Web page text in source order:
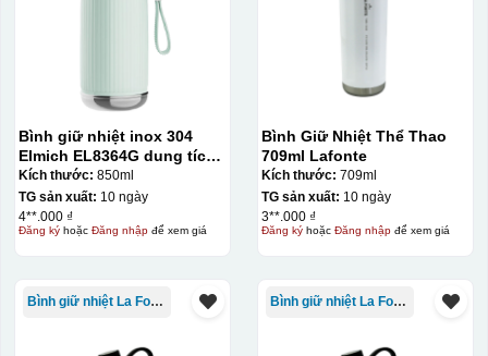
In logo 1 mặt
Kiểu hộp:
Bình giữ nhiệt inox 304
Elmich EL8364G dung tích
850ml
Kích thước: 850ml
TG sản xuất: 10 ngày
4**.000 ₫
Đăng kýhoặc Đăng nhậpđể xem giá
Bình Giữ Nhiệt Thể Thao
709ml Lafonte
Kích thước: 709ml
TG sản xuất: 10 ngày
3**.000 ₫
Đăng kýhoặc Đăng nhậpđể xem giá
Bình giữ nhiệt La Fonte Bình giữ nhiệt La Fonte